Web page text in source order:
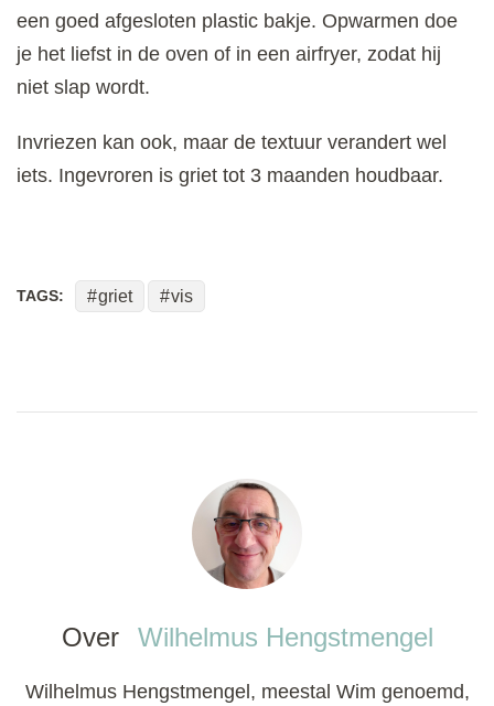
een goed afgesloten plastic bakje. Opwarmen doe
je het liefst in de oven of in een airfryer, zodat hij
niet slap wordt.
Invriezen kan ook, maar de textuur verandert wel
iets. Ingevroren is griet tot 3 maanden houdbaar.
TAGS: griet vis
Over Wilhelmus Hengstmengel
Wilhelmus Hengstmengel, meestal Wim genoemd,